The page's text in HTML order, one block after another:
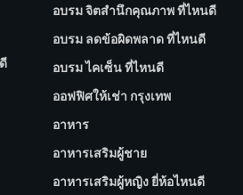
อบรม จิตสำนึกคุณภาพ ที่ไหนดี
อบรม ลดข้อผิดพลาด ที่ไหนดี
อบรม ไคเซ็น ที่ไหนดี
ออฟฟิศให้เช่า กรุงเทพ
อาหาร
อาหารเสริมผู้ชาย
อาหารเสริมผู้หญิง ยี่ห้อไหนดี